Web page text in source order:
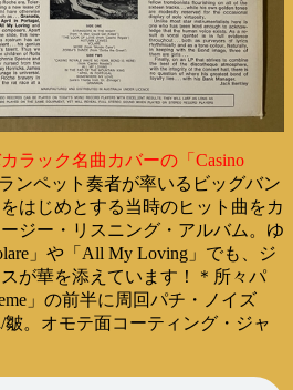
ラック名曲カバーの「Casino
ンペット奏者が率いるビッグバン
はじめとする当時のヒット曲をカ
ジー・リスニング・アルバム。ゆ
」や「All My Loving」でも、ジ
が華を添えています！＊所々パ
」の前半に周回パチ・ノイズ
。オモテ面コーティング・ジャ